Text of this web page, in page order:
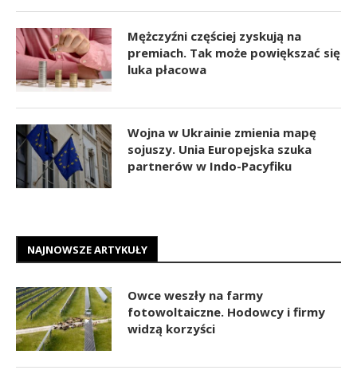
Mężczyźni częściej zyskują na
premiach. Tak może powiększać się
luka płacowa
Wojna w Ukrainie zmienia mapę
sojuszy. Unia Europejska szuka
partnerów w Indo-Pacyfiku
NAJNOWSZE ARTYKUŁY
Owce weszły na farmy
fotowoltaiczne. Hodowcy i firmy
widzą korzyści